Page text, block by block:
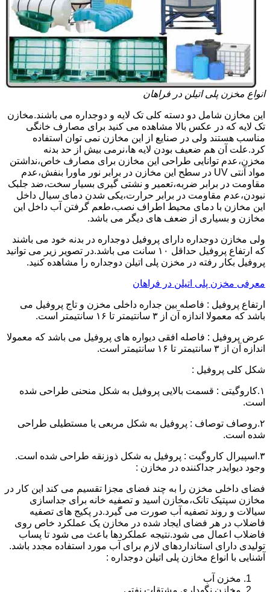
انواع مخزن پلی اتیلن در فراهان
این مخازن شامل دو دسته کلی تک لایه و دوجداره می باشند.مخازن
تک لایه که در عکس بالا مشاهده می کنید برای مصارف خانگی
مناسب هستند ولی در صنایع از این مخازن نمی توان استفاده
کرد.علت آن هم ضعیف بودن لایه ها،نرمی بیش از حد بدنه
مخزن،عدم توانایی طراحی این مخازن برای مصارف خاص،نداشتن
مواد آنتی UV در سطح این مخازن در برابر نور ماورا بنفش،عدم
مقاومت در برابر ضربه،تعمیر و نشتی گیری بسیار سخت،ضد جلبک
نبودن،عدم مقاومت در برابر حرارت،یکی شدن دمای سیال داخل
این مخازن با دمای محیط اطراف نصب،طعم گرفتن آب داخل این
مخازن و بسیاری از ضعف های دیگر می باشد.
ولی مخازن دوجداره دارای پروفیل دوجداره در بدنه خود می باشند
که ارتفاع پروفیل حداقل ۱۰ سانت می باشد.در تصویر زیر می توانید
پروفیل بکار رفته در مخزن پلی اتیلن دوجداره را مشاهده کنید.
معرفی مخزن پلی اتیلن در فراهان
ارتفاع پروفیل : فاصله بین جداره داخلی مخزن و تاج پروفیل می
باشد که معمولا اندازه آن از ۳ سانتیمتر تا ۱۶ سانتیمتر است.
عرض پروفیل : فاصله افقی دیواره های پروفیل می باشد که معمولا
اندازه آن از ۳ سانتیمتر تا ۱۶ سانتیمتر است.
شکل کلی پروفیل :
۱.کاروگیتی : قسمت بالایی پروفیل به شکل منحنی طراحی شده
است.
۲.روصاف توصاف : پروفیل به شکل مربعی یا مستطیلی طراحی
شده است.
۳.اسپیرال کاروگیت : پروفیل به شکل ذوزنقه طراحی شده است.
وجود دیوایدر جداکننده در مخازن :
فضای داخلی مخزن را به چند فضای مجزا تقسیم می کند این کار در
مخازن سپتیک تانک،مخازن اسید و تصفیه خانه برای جداسازی
سیالات و روند تصفیه آب صورت می گیرد.در پکیج های تصفیه
فاضلاب در هر فضای ایجاد شده در مخازن یک عملکرد خاص روی
فاضلاب اعمال می شود.نتیجه عملکردها باعث می شود تا پساب
تولیدی دارای استانداردهای لازم برای آب مورد استفاده مجدد باشد.
آشنایی با انواع مخازن پلی اتیلن دوجداره :
مخزن آب
مخازن نگهداری مشتقات نفتی